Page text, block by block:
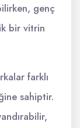
genç
bir vitrin
farklı
sahiptir.